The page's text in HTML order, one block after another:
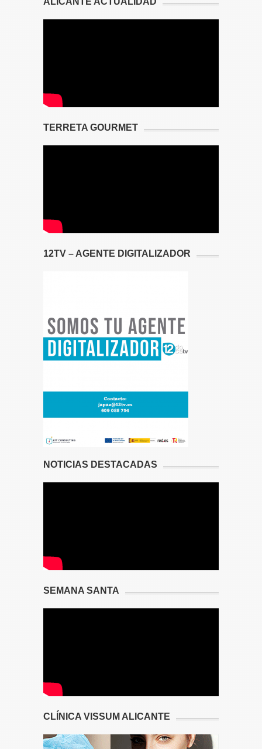
TERRETA GOURMET
12TV – AGENTE DIGITALIZADOR
NOTICIAS DESTACADAS
SEMANA SANTA
CLÍNICA VISSUM ALICANTE